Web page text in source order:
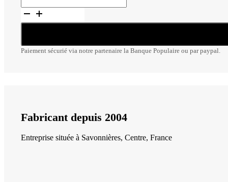
Bloque-
Paiement sécurié via notre partenaire la Banque Populaire ou par paypal.
Fabricant depuis 2004
Entreprise située à Savonnières, Centre, France